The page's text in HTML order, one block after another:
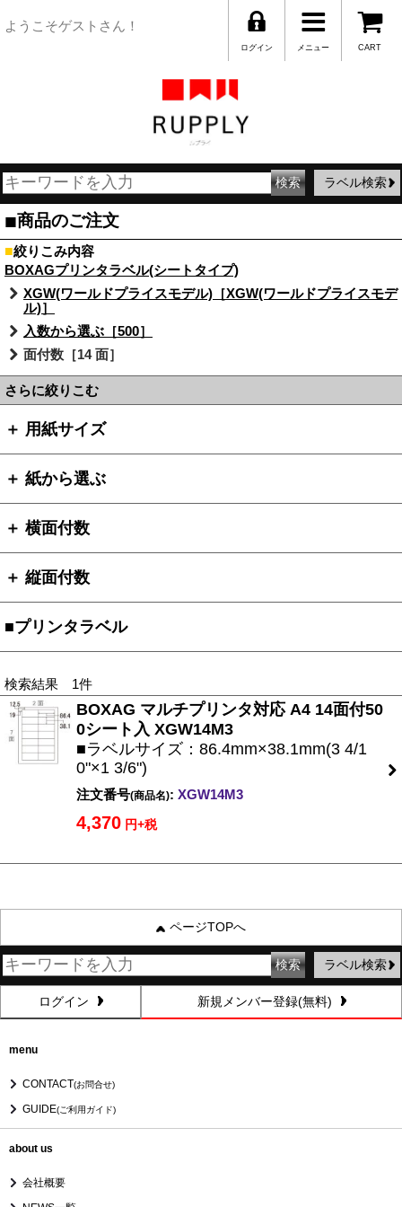
ようこそゲストさん！
CART
メニュー
ログイン
ラベル検索
■商品のご注文
■絞りこみ内容
BOXAGプリンタラベル(シートタイプ)
XGW(ワールドプライスモデル)［XGW(ワールドプライスモデ
ル)］
入数から選ぶ［500］
面付数［14 面］
さらに絞りこむ
＋ 用紙サイズ
＋ 紙から選ぶ
＋ 横面付数
＋ 縦面付数
■プリンタラベル
検索結果 1件
BOXAG マルチプリンタ対応 A4 14面付50
0シート入 XGW14M3
■ラベルサイズ：86.4mm×38.1mm(3 4/1
0"×1 3/6")
注文番号(商品名): XGW14M3
4,370 円+税
ページTOPへ
ラベル検索
ログイン 新規メンバー登録(無料)
menu
CONTACT(お問合せ)
GUIDE(ご利用ガイド)
about us
会社概要